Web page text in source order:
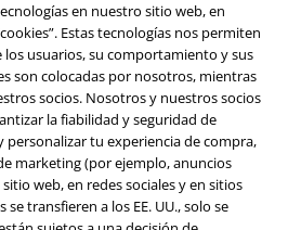
en nuestro sitio web, en
Estas tecnologías nos permiten
usuarios, su comportamiento y sus
son colocadas por nosotros, mientras
socios. Nosotros y nuestros socios
la fiabilidad y seguridad de
tu experiencia de compra,
marketing (por ejemplo, anuncios
web, en redes sociales y en sitios
transfieren a los EE. UU., solo se